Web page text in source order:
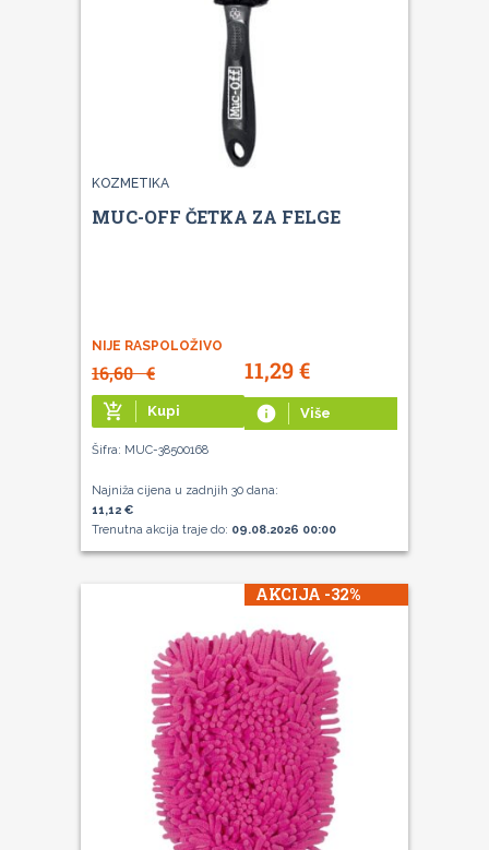
KOZMETIKA
MUC-OFF ČETKA ZA FELGE
NIJE RASPOLOŽIVO
16,60€ 11,29€
add_shopping_cart Kupi info Više
Šifra: MUC-38500168
Najniža cijena u zadnjih 30 dana:
11,12 €
Trenutna akcija traje do: 09.08.2026 00:00
AKCIJA -32%